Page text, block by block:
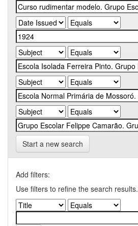
Start a new search
Add filters:
Use filters to refine the search results.